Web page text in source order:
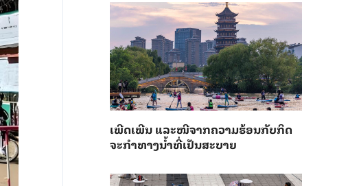
ເພີດ​ເພີນ ແລະ​ໜີ​ຈາກ​ຄວາມ​ຮ້ອນ​ກັບ​ກິດ​
ຈະ​ກຳ​ທາງ​ນ້ຳ​​ທີ່​ເຢັນ​ສະ​ບາຍ